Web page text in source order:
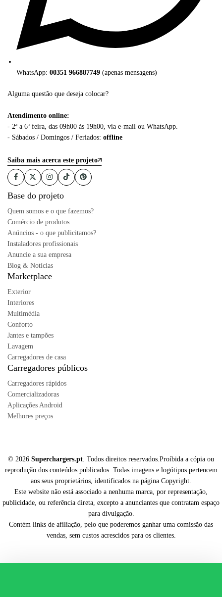
WhatsApp:00351 966887749 (apenas mensagens)
Alguma questão que deseja colocar?
Atendimento online:
- 2ª a 6ª feira, das 09h00 às 19h00, via e-mail ou WhatsApp.
- Sábados / Domingos / Feriados: offline
Saiba mais acerca este projeto
Base do projeto
Quem somos e o que fazemos?
Comércio de produtos
Anúncios - o que publicitamos?
Instaladores profissionais
Anuncie a sua empresa
Blog & Notícias
Marketplace
Exterior
Interiores
Multimédia
Conforto
Jantes e tampões
Lavagem
Carregadores de casa
Carregadores públicos
Carregadores rápidos
Comercializadoras
Aplicações Android
Melhores preços
© 2026 Superchargers.pt . Todos direitos reservados.Proíbida a cópia ou
reprodução dos conteúdos publicados. Todas imagens e logótipos pertencem
aos seus proprietários, identificados na página Copyright.
Este website não está associado a nenhuma marca, por representação,
publicidade, ou referência direta, excepto a anunciantes que contratam espaço
para divulgação.
Contém links de afiliação, pelo que poderemos ganhar uma comissão das
vendas, sem custos acrescidos para os clientes.